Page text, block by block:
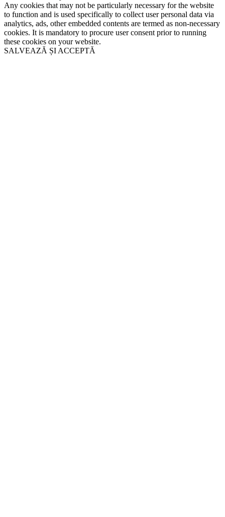
Any cookies that may not be particularly necessary for the website
to function and is used specifically to collect user personal data via
analytics, ads, other embedded contents are termed as non-necessary
cookies. It is mandatory to procure user consent prior to running
these cookies on your website.
SALVEAZĂ ȘI ACCEPTĂ